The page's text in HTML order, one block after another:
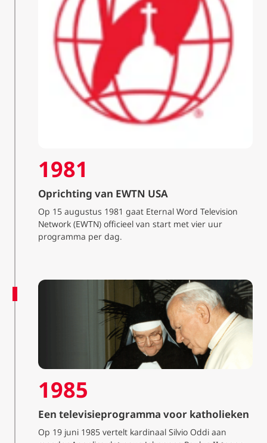
1981
Oprichting van EWTN USA
Op 15 augustus 1981 gaat Eternal Word Television
Network (EWTN) officieel van start met vier uur
programma per dag.
1985
Een televisieprogramma voor katholieken
Op 19 juni 1985 vertelt kardinaal Silvio Oddi aan